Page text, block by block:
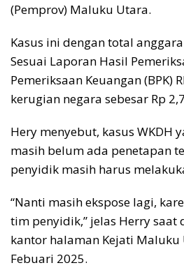
(Pemprov) Maluku Utara.
Kasus ini dengan total
Sesuai Laporan Hasil
Pemeriksaan Keuangan (BPK)
kerugian negara sebesar Rp
Hery menyebut, kasus WKDH
masih belum ada penetapan
penyidik masih harus
“Nanti masih ekspose lagi,
tim penyidik,” jelas Herry saat
kantor halaman Kejati Maluku
Febuari 2025.